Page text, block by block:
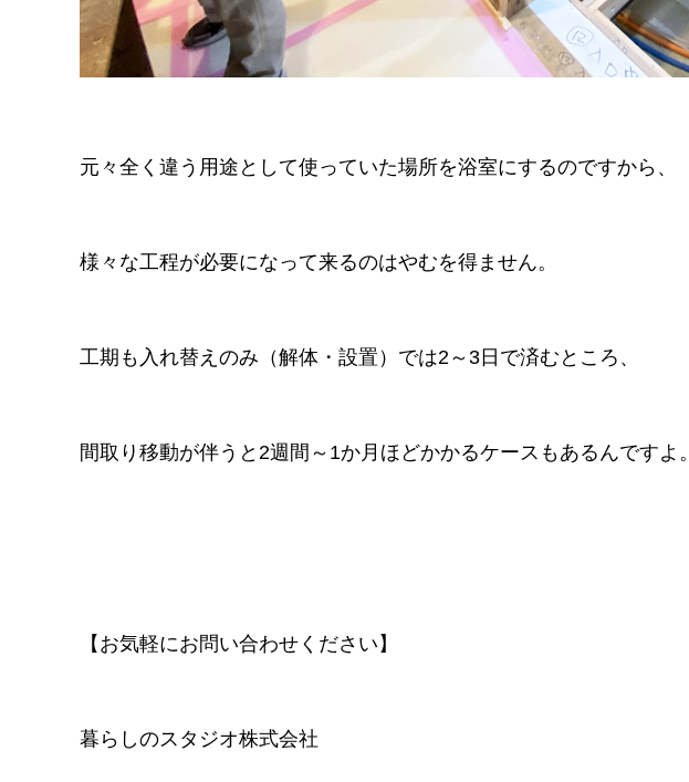
元々全く違う用途として使っていた場所を浴室にするのですから、
様々な工程が必要になって来るのはやむを得ません。
工期も入れ替えのみ（解体・設置）では2～3日で済むところ、
間取り移動が伴うと2週間～1か月ほどかかるケースもあるんですよ。
【お気軽にお問い合わせください】
暮らしのスタジオ株式会社